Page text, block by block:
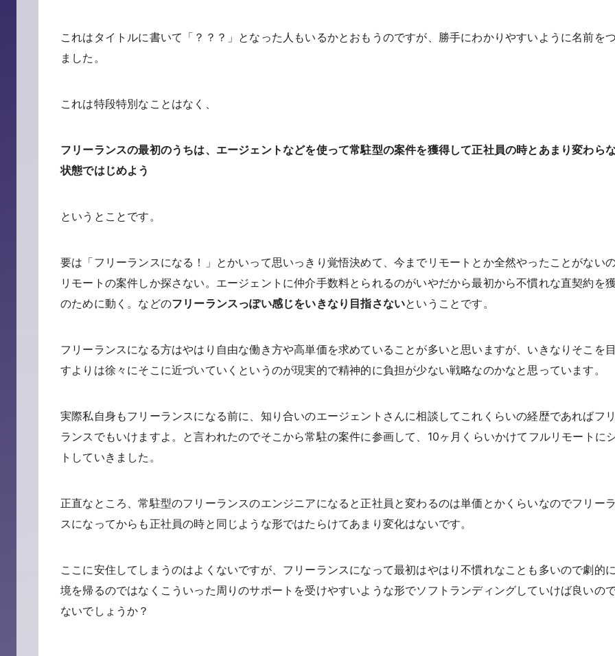
これはタイトルに書いて「？？？」となった人もいるかとおもうのですが、勝手にわかりやすいように名前を
ました。
これは特段特別なことはなく、
フリーランスの最初のうちは、エージェントなどを使って常駐型の案件を獲得して正社員の時とあまり変わら
状態ではじめよう
というとことです。
要は「フリーランスになる！」とかいって思いっきり覚悟決めて、今までリモートとか全然やったことがない
リモートの案件しか探さない。エージェントに仲介手数料とられるのがいやだから最初から不慣れな直契約を
のために動く。などのフリーランスっぽい感じをいきなり目指さないということです。
フリーランスになる方はやはり自由な働き方や高単価を求めていることが多いと思いますが、いきなりそこを
すよりは徐々にそこに近づいていくというのが現実的で精神的に負担が少ない戦略なのかなと思っています。
実際私自身もフリーランスになる前に、知り合いのエージェントさんに相談してこれくらいの経歴であればフ
ランスでもいけますよ。と言われたのでそこから常駐の案件に参画して、10ヶ月くらいかけてフルリモートに
トしていきました。
正直なところ、常駐型のフリーランスのエンジニアになると正社員と変わるのは単価とかくらいなのでフリー
スになってからも正社員の時と同じような形ではたらけてあまり変化はないです。
ここに安住してしまうのはよくないですが、フリーランスになって最初はやはり不慣れなことも多いので劇的
境を帰るのではなくこういった周りのサポートを受けやすいような形でソフトランディングしていけば良いの
ないでしょうか？